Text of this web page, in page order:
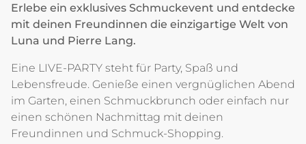
Erlebe ein exklusives Schmuckevent und entdecke
mit deinen Freundinnen die einzigartige Welt von
Luna und Pierre Lang.
Eine LIVE-PARTY steht für Party, Spaß und
Lebensfreude. Genieße einen vergnüglichen Abend
im Garten, einen Schmuckbrunch oder einfach nur
einen schönen Nachmittag mit deinen
Freundinnen und Schmuck-Shopping.